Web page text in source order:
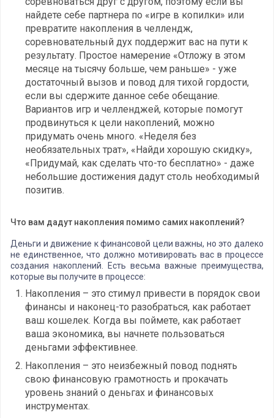
найдете себе партнера по «игре в копилки» или
превратите накопления в челлендж,
соревновательный дух поддержит вас на пути к
результату. Простое намерение «Отложу в этом
месяце на тысячу больше, чем раньше» - уже
достаточный вызов и повод для тихой гордости,
если вы сдержите данное себе обещание.
Вариантов игр и челленджей, которые помогут
продвинуться к цели накоплений, можно
придумать очень много. «Неделя без
необязательных трат», «Найди хорошую скидку»,
«Придумай, как сделать что-то бесплатно» - даже
небольшие достижения дадут столь необходимый
позитив.
Что вам дадут накопления помимо самих накоплений?
Деньги и движение к финансовой цели важны, но это далеко
не единственное, что должно мотивировать вас в процессе
создания накоплений. Есть весьма важные преимущества,
которые вы получите в процессе:
Накопления – это стимул привести в порядок свои
финансы и наконец-то разобраться, как работает
ваш кошелек. Когда вы поймете, как работает
ваша экономика, вы начнете пользоваться
деньгами эффективнее.
Накопления – это неизбежный повод поднять
свою финансовую грамотность и прокачать
уровень знаний о деньгах и финансовых
инструментах.